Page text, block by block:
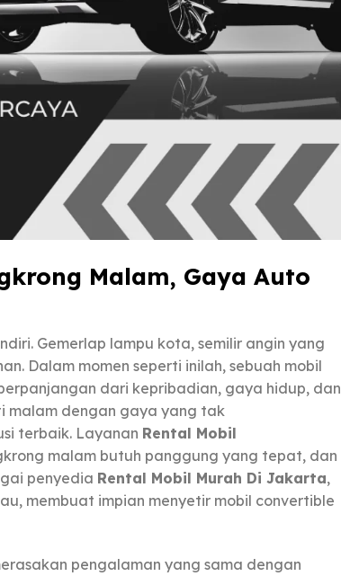
Malam, Gaya Auto
Gemerlap lampu kota, semilir angin yang
Dalam momen seperti inilah, sebuah mobil
dari kepribadian, gaya hidup, dan
malam dengan gaya yang tak
terbaik. Layanan Rental Mobil
malam butuh panggung yang tepat, dan
penyedia Rental Mobil Murah Di Jakarta,
membuat impian menyetir mobil convertible
pengalaman yang sama dengan